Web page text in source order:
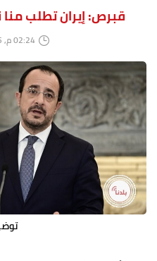
قبرص: إيران تطلب منا
02:24 م, 15 يونيو 2025